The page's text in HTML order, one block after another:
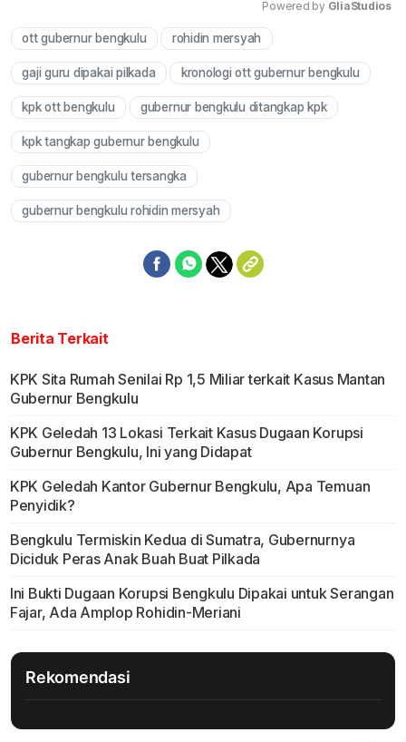
Powered by GliaStudios
ott gubernur bengkulu rohidin mersyah
gaji guru dipakai pilkada kronologi ott gubernur bengkulu
kpk ott bengkulu gubernur bengkulu ditangkap kpk
kpk tangkap gubernur bengkulu
gubernur bengkulu tersangka
gubernur bengkulu rohidin mersyah
Berita Terkait
KPK Sita Rumah Senilai Rp 1,5 Miliar terkait Kasus Mantan
Gubernur Bengkulu
KPK Geledah 13 Lokasi Terkait Kasus Dugaan Korupsi
Gubernur Bengkulu, Ini yang Didapat
KPK Geledah Kantor Gubernur Bengkulu, Apa Temuan
Penyidik?
Bengkulu Termiskin Kedua di Sumatra, Gubernurnya
Diciduk Peras Anak Buah Buat Pilkada
Ini Bukti Dugaan Korupsi Bengkulu Dipakai untuk Serangan
Fajar, Ada Amplop Rohidin-Meriani
Rekomendasi